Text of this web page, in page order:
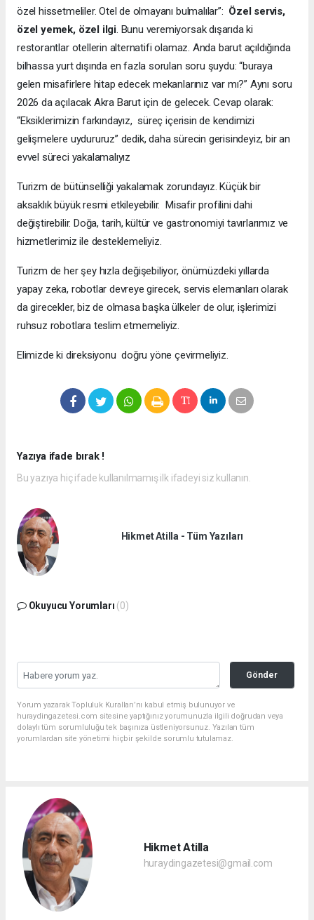
özel hissetmeliler. Otel de olmayanı bulmalılar”: Özel servis,
özel yemek, özel ilgi. Bunu veremiyorsak dışarıda ki
restorantlar otellerin alternatifi olamaz. Anda barut açıldığında
bilhassa yurt dışında en fazla sorulan soru şuydu: “buraya
gelen misafirlere hitap edecek mekanlarınız var mı?” Aynı soru
2026 da açılacak Akra Barut için de gelecek. Cevap olarak:
“Eksiklerimizin farkındayız, süreç içerisin de kendimizi
gelişmelere uydururuz” dedik, daha sürecin gerisindeyiz, bir an
evvel süreci yakalamalıyız
Turizm de bütünselliği yakalamak zorundayız. Küçük bir
aksaklık büyük resmi etkileyebilir. Misafir profilini dahi
değiştirebilir. Doğa, tarih, kültür ve gastronomiyi tavırlarımız ve
hizmetlerimiz ile desteklemeliyiz.
Turizm de her şey hızla değişebiliyor, önümüzdeki yıllarda
yapay zeka, robotlar devreye girecek, servis elemanları olarak
da girecekler, biz de olmasa başka ülkeler de olur, işlerimizi
ruhsuz robotlara teslim etmemeliyiz.
Elimizde ki direksiyonu doğru yöne çevirmeliyiz.
Yazıya ifade bırak !
Bu yazıya hiç ifade kullanılmamış ilk ifadeyi siz kullanın.
Hikmet Atilla - Tüm Yazıları
Okuyucu Yorumları (0)
Gönder
Yorum yazarak Topluluk Kuralları’nı kabul etmiş bulunuyor ve
huraydingazetesi.com sitesine yaptığınız yorumunuzla ilgili doğrudan veya
dolaylı tüm sorumluluğu tek başınıza üstleniyorsunuz. Yazılan tüm
yorumlardan site yönetimi hiçbir şekilde sorumlu tutulamaz.
Hikmet Atilla
huraydingazetesi@gmail.com